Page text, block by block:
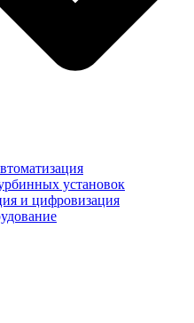
установок
и цифровизация